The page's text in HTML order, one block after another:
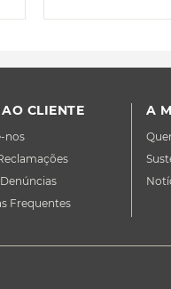
CLIENTE
nos
Frequentes
A